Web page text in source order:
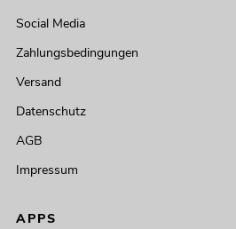
Social Media
Zahlungsbedingungen
Versand
Datenschutz
AGB
Impressum
APPS